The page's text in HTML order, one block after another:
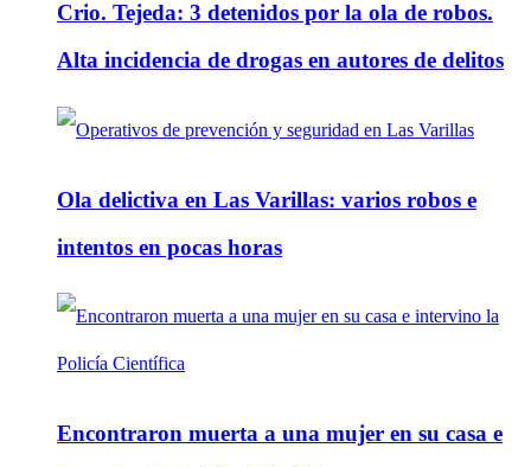
Crio. Tejeda: 3 detenidos por la ola de robos.
Alta incidencia de drogas en autores de delitos
Ola delictiva en Las Varillas: varios robos e
intentos en pocas horas
Encontraron muerta a una mujer en su casa e